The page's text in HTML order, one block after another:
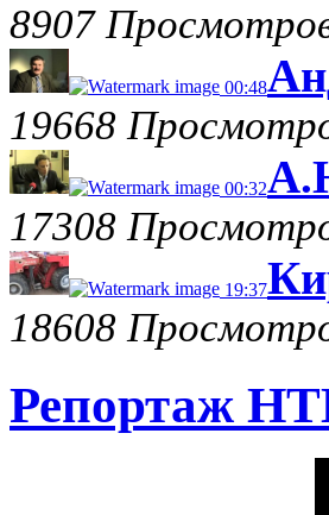
8907
00:48
19668
00:32
17308
19:37
18608
Репортаж